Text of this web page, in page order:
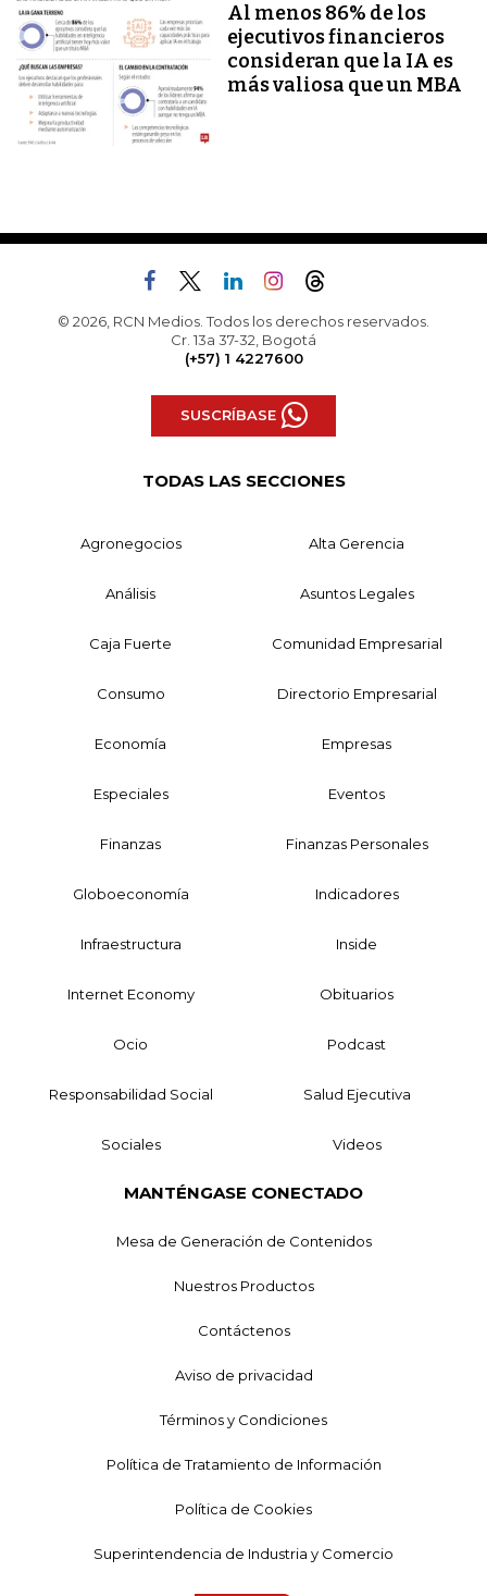
Al menos 86% de los
ejecutivos financieros
consideran que la IA es
más valiosa que un MBA
© 2026, RCN Medios. Todos los derechos reservados.
Cr. 13a 37-32, Bogotá
(+57) 1 4227600
SUSCRÍBASE
TODAS LAS SECCIONES
Agronegocios Alta Gerencia
Análisis Asuntos Legales
Caja Fuerte Comunidad Empresarial
Consumo Directorio Empresarial
Economía Empresas
Especiales Eventos
Finanzas Finanzas Personales
Globoeconomía Indicadores
Infraestructura Inside
Internet Economy Obituarios
Ocio Podcast
Responsabilidad Social Salud Ejecutiva
Sociales Videos
MANTÉNGASE CONECTADO
Mesa de Generación de Contenidos
Nuestros Productos
Contáctenos
Aviso de privacidad
Términos y Condiciones
Política de Tratamiento de Información
Política de Cookies
Superintendencia de Industria y Comercio